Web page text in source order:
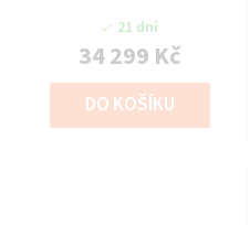
21 dní
34 299 Kč
DO KOŠÍKU